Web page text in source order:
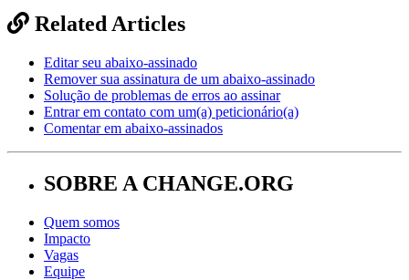
Related Articles
Editar seu abaixo-assinado
Remover sua assinatura de um abaixo-assinado
Solução de problemas de erros ao assinar
Entrar em contato com um(a) peticionário(a)
Comentar em abaixo-assinados
SOBRE A CHANGE.ORG
Quem somos
Impacto
Vagas
Equipe